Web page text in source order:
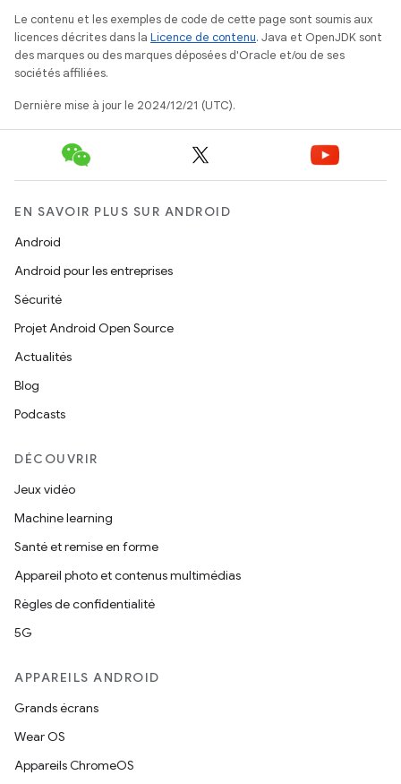
Le contenu et les exemples de code de cette page sont soumis aux
licences décrites dans la Licence de contenu. Java et OpenJDK sont
des marques ou des marques déposées d'Oracle et/ou de ses
sociétés affiliées.
Dernière mise à jour le 2024/12/21 (UTC).
EN SAVOIR PLUS SUR ANDROID
Android
Android pour les entreprises
Sécurité
Projet Android Open Source
Actualités
Blog
Podcasts
DÉCOUVRIR
Jeux vidéo
Machine learning
Santé et remise en forme
Appareil photo et contenus multimédias
Règles de confidentialité
5G
APPAREILS ANDROID
Grands écrans
Wear OS
Appareils ChromeOS